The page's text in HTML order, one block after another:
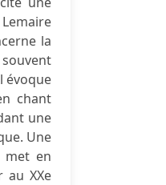
la
évoque
chant
une
Une
met en
au XXe